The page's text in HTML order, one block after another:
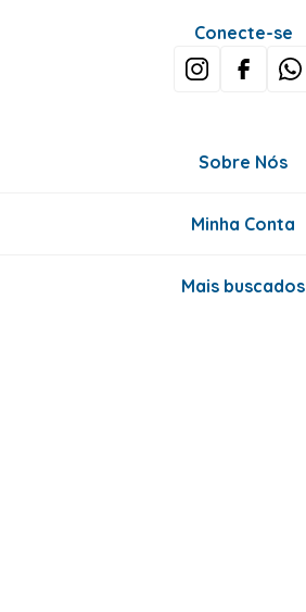
Conecte-se
Sobre Nós
Minha Conta
Mais buscados